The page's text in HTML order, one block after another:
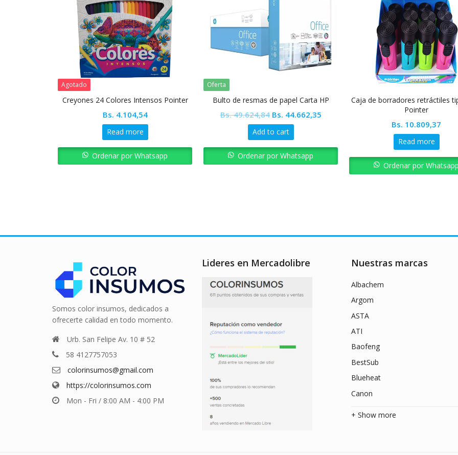
Agotado
Creyones 24 Colores Intensos Pointer
Bs. 4.104,54
Read more
Ordenar por Whatsapp
Oferta
Bulto de resmas de papel Carta HP
Bs.49.624,84 Original
price
was:
Bs. 49.624,84.
Bs. 44.662,35Current
Bs. 44.662,35.
Add to cart
Ordenar por Whatsapp
Caja de borradores retráctiles
Pointer
Bs. 10.809,37
Read more
Ordenar por Whatsapp
Somos color insumos, dedicados a
ofrecerte calidad en todo momento.
Urb. San Felipe Av. 10 # 52
58 4127757053
colorinsumos@gmail.com
https://colorinsumos.com
Mon - Fri / 8:00 AM - 4:00 PM
Lideres en Mercadolibre Nuestras marcas
Albachem
Argom
ASTA
ATI
Baofeng
BestSub
Blueheat
Canon
+ Show more